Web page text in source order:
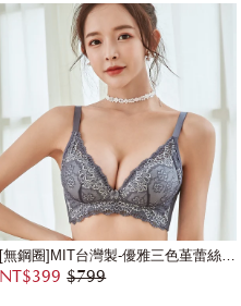
NT$399 $799